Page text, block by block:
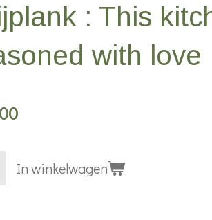
: This
with love
In winkelwagen